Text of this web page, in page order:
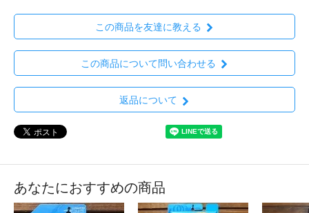
この商品を友達に教える
この商品について問い合わせる
返品について
あなたにおすすめの商品